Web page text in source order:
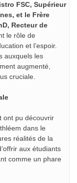
FSC, Supérieur
et le Frère
Recteur de
le rôle de
et l’espoir.
auxquels les
augmenté,
cruciale.
ont pu découvrir
dans le
réalités de la
aux étudiants
comme un phare